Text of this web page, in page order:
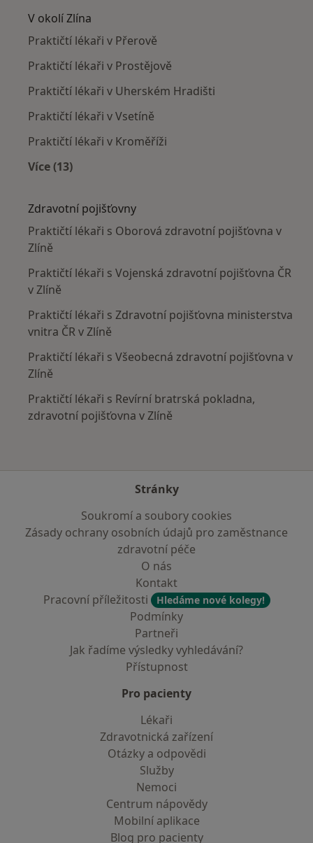
V okolí Zlína
Praktičtí lékaři v Přerově
Praktičtí lékaři v Prostějově
Praktičtí lékaři v Uherském Hradišti
Praktičtí lékaři v Vsetíně
Praktičtí lékaři v Kroměříži
Více (13)
Zdravotní pojišťovny
Praktičtí lékaři s Oborová zdravotní pojišťovna v
Zlíně
Praktičtí lékaři s Vojenská zdravotní pojišťovna ČR
v Zlíně
Praktičtí lékaři s Zdravotní pojišťovna ministerstva
vnitra ČR v Zlíně
Praktičtí lékaři s Všeobecná zdravotní pojišťovna v
Zlíně
Praktičtí lékaři s Revírní bratrská pokladna,
zdravotní pojišťovna v Zlíně
Stránky
Soukromí a soubory cookies
Zásady ochrany osobních údajů pro zaměstnance
zdravotní péče
O nás
Kontakt
Pracovní příležitosti
Hledáme nové kolegy!
Podmínky
Partneři
Jak řadíme výsledky vyhledávání?
Přístupnost
Pro pacienty
Lékaři
Zdravotnická zařízení
Otázky a odpovědi
Služby
Nemoci
Centrum nápovědy
Mobilní aplikace
Blog pro pacienty